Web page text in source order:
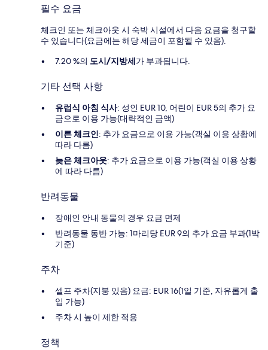
필수 요금
체크인 또는 체크아웃 시 숙박 시설에서 다음 요금을 청구할
수 있습니다(요금에는 해당 세금이 포함될 수 있음).
7.20 %의 도시/지방세가 부과됩니다.
기타 선택 사항
유럽식 아침 식사: 성인 EUR 10, 어린이 EUR 5의 추가 요
금으로 이용 가능(대략적인 금액)
이른 체크인: 추가 요금으로 이용 가능(객실 이용 상황에
따라 다름)
늦은 체크아웃: 추가 요금으로 이용 가능(객실 이용 상황
에 따라 다름)
반려동물
장애인 안내 동물의 경우 요금 면제
반려동물 동반 가능: 1마리당 EUR 9의 추가 요금 부과(1박
기준)
주차
셀프 주차(지붕 있음) 요금: EUR 16(1일 기준, 자유롭게 출
입 가능)
주차 시 높이 제한 적용
정책